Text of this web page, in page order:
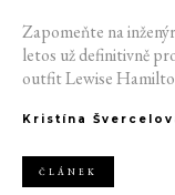
Zapomeňte na
letos už definitivně
outfit Lewise
nové generace
ale příslušnost k
Kristína
ČLÁNEK